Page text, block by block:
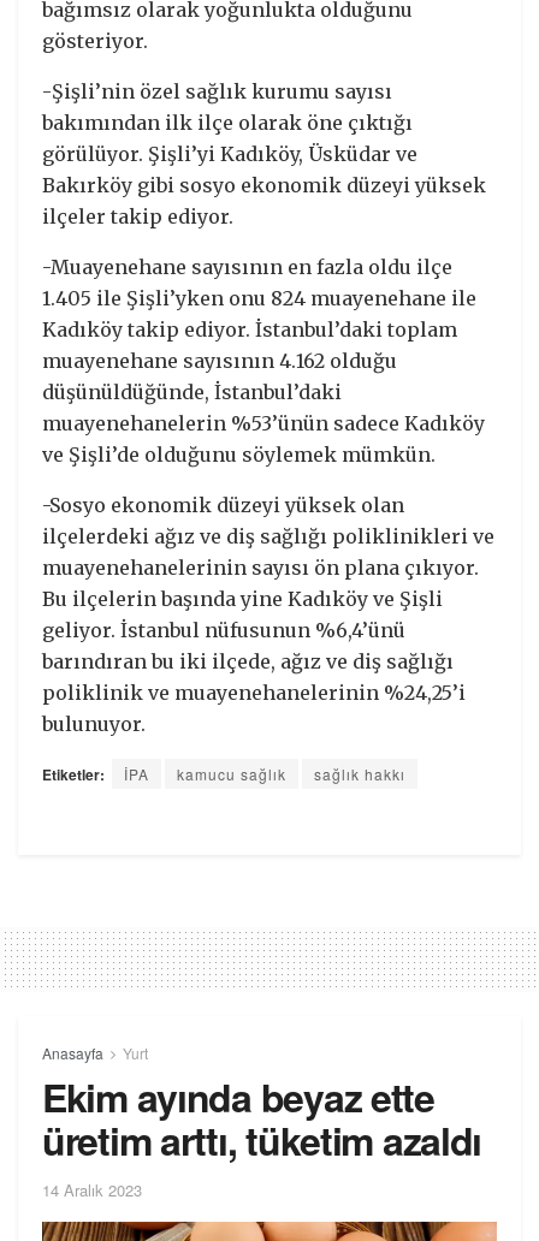
bağımsız olarak yoğunlukta olduğunu
gösteriyor.
-Şişli’nin özel sağlık kurumu sayısı
bakımından ilk ilçe olarak öne çıktığı
görülüyor. Şişli’yi Kadıköy, Üsküdar ve
Bakırköy gibi sosyo ekonomik düzeyi yüksek
ilçeler takip ediyor.
-Muayenehane sayısının en fazla oldu ilçe
1.405 ile Şişli’yken onu 824 muayenehane ile
Kadıköy takip ediyor. İstanbul’daki toplam
muayenehane sayısının 4.162 olduğu
düşünüldüğünde, İstanbul’daki
muayenehanelerin %53’ünün sadece Kadıköy
ve Şişli’de olduğunu söylemek mümkün.
-Sosyo ekonomik düzeyi yüksek olan
ilçelerdeki ağız ve diş sağlığı poliklinikleri ve
muayenehanelerinin sayısı ön plana çıkıyor.
Bu ilçelerin başında yine Kadıköy ve Şişli
geliyor. İstanbul nüfusunun %6,4’ünü
barındıran bu iki ilçede, ağız ve diş sağlığı
poliklinik ve muayenehanelerinin %24,25’i
bulunuyor.
Etiketler: İPA kamucu sağlık sağlık hakkı
Anasayfa Yurt
Ekim ayında beyaz ette
üretim arttı, tüketim azaldı
14 Aralık 2023